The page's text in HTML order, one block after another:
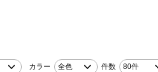
カラー 全色 件数 80件